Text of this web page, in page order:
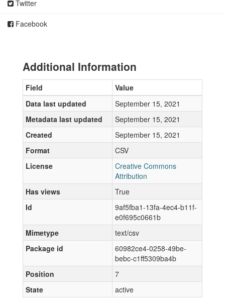
Twitter
Facebook
Additional Information
Field
Value
Data last updated
September 15, 2021
Metadata last updated
September 15, 2021
Created
September 15, 2021
Format
CSV
License
Creative Commons
Attribution
Has views
True
Id
9af5fba1-13fa-4ec4-b11f-
e0f695c0661b
Mimetype
text/csv
Package id
60982ce4-0258-49be-
bebc-c1ff5309ba4b
Position
7
State
active